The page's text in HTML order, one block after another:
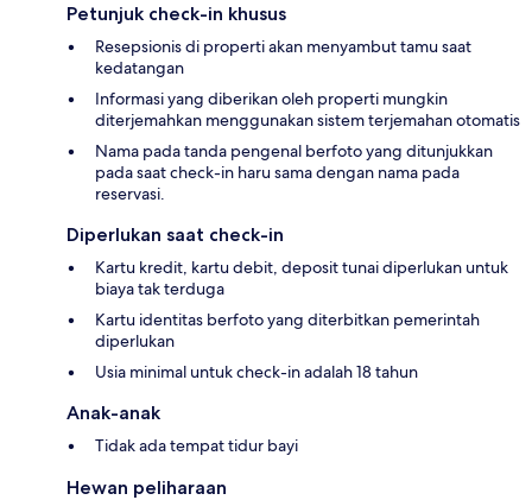
Petunjuk check-in khusus
Resepsionis di properti akan menyambut tamu saat
kedatangan
Informasi yang diberikan oleh properti mungkin
diterjemahkan menggunakan sistem terjemahan otomatis
Nama pada tanda pengenal berfoto yang ditunjukkan
pada saat check-in haru sama dengan nama pada
reservasi.
Diperlukan saat check-in
Kartu kredit, kartu debit, deposit tunai diperlukan untuk
biaya tak terduga
Kartu identitas berfoto yang diterbitkan pemerintah
diperlukan
Usia minimal untuk check-in adalah 18 tahun
Anak-anak
Tidak ada tempat tidur bayi
Hewan peliharaan